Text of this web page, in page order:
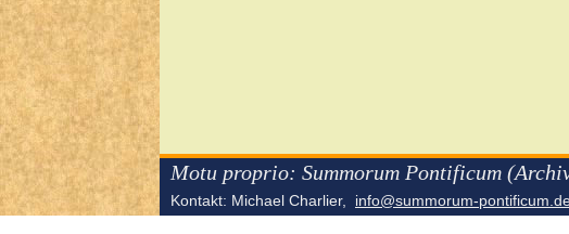
Motu proprio: Summorum Pontificum
Kontakt: Michael Charlier, info@summorum-